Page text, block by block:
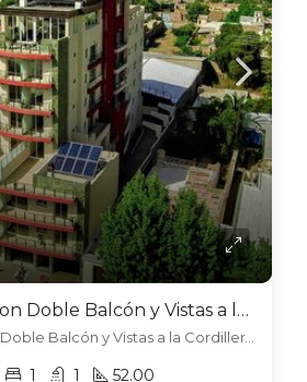
Depto 6° Piso con Doble Balcón y Vistas a la Cordillera. Centro Godoy Cruz
Depto 6° Piso con Doble Balcón y Vistas a la Cordillera. Centro Godoy Cruz, Godoy Cruz, Godoy Cruz
1 1 52.00